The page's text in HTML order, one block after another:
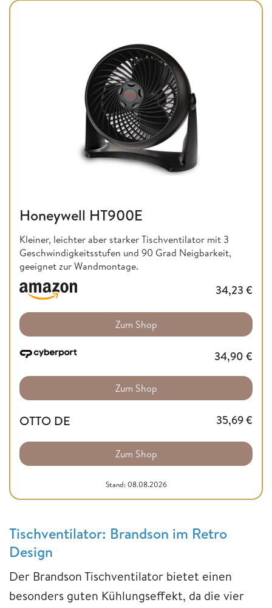
Honeywell HT900E
Kleiner, leichter aber starker Tischventilator mit 3
Geschwindigkeitsstufen und 90 Grad Neigbarkeit,
geeignet zur Wandmontage.
34,23 €
Zum Shop
34,90 €
Zum Shop
OTTO DE 35,69€
Zum Shop
Stand: 08.08.2026
Tischventilator: Brandson im Retro
Design
Der Brandson Tischventilator bietet einen
besonders guten Kühlungseffekt, da die vier